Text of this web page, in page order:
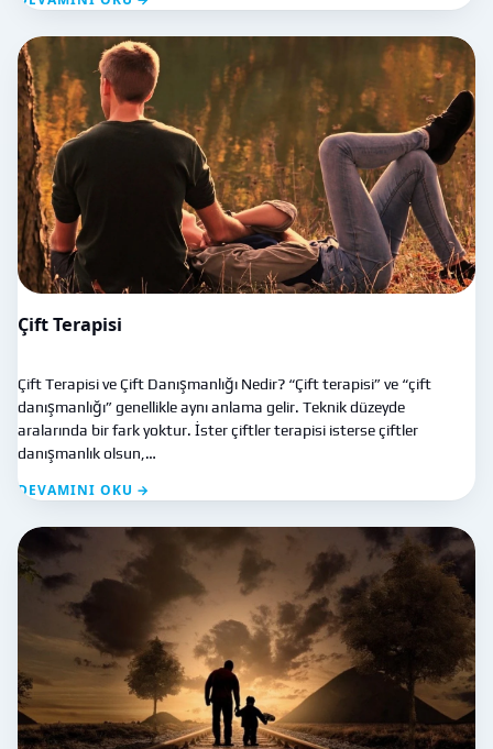
Çift Terapisi
Çift Terapisi ve Çift Danışmanlığı Nedir? “Çift terapisi” ve “çift
danışmanlığı” genellikle aynı anlama gelir. Teknik düzeyde
aralarında bir fark yoktur. İster çiftler terapisi isterse çiftler
danışmanlık olsun,…
DEVAMINI OKU →